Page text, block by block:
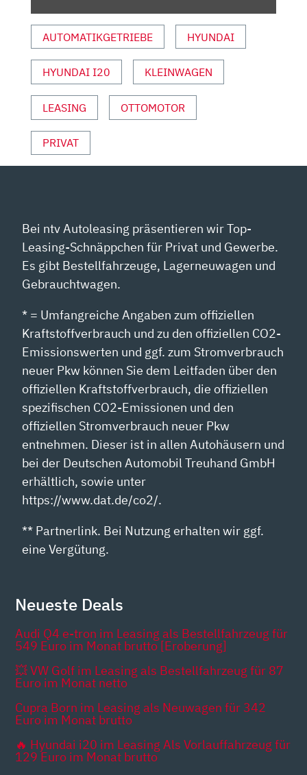
SPORT“
VON
YOUTUBE
ANZEIGEN
AUTOMATIKGETRIEBE HYUNDAI
HYUNDAI I20 KLEINWAGEN
LEASING OTTOMOTOR
PRIVAT
Bei ntv Autoleasing präsentieren wir Top-
Leasing-Schnäppchen für Privat und Gewerbe.
Es gibt Bestellfahrzeuge, Lagerneuwagen und
Gebrauchtwagen.
* = Umfangreiche Angaben zum offiziellen
Kraftstoffverbrauch und zu den offiziellen CO2-
Emissionswerten und ggf. zum Stromverbrauch
neuer Pkw können Sie dem Leitfaden über den
offiziellen Kraftstoffverbrauch, die offiziellen
spezifischen CO2-Emissionen und den
offiziellen Stromverbrauch neuer Pkw
entnehmen. Dieser ist in allen Autohäusern und
bei der Deutschen Automobil Treuhand GmbH
erhältlich, sowie unter
https://www.dat.de/co2/.
** Partnerlink. Bei Nutzung erhalten wir ggf.
eine Vergütung.
Neueste Deals
Audi Q4 e-tron im Leasing als Bestellfahrzeug für
549 Euro im Monat brutto [Eroberung]
💥 VW Golf im Leasing als Bestellfahrzeug für 87
Euro im Monat netto
Cupra Born im Leasing als Neuwagen für 342
Euro im Monat brutto
🔥 Hyundai i20 im Leasing Als Vorlauffahrzeug für
129 Euro im Monat brutto